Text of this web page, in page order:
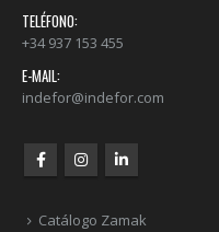
TELÉFONO:
+34 937 153 455
E-MAIL:
indefor@indefor.com
Catálogo Zamak